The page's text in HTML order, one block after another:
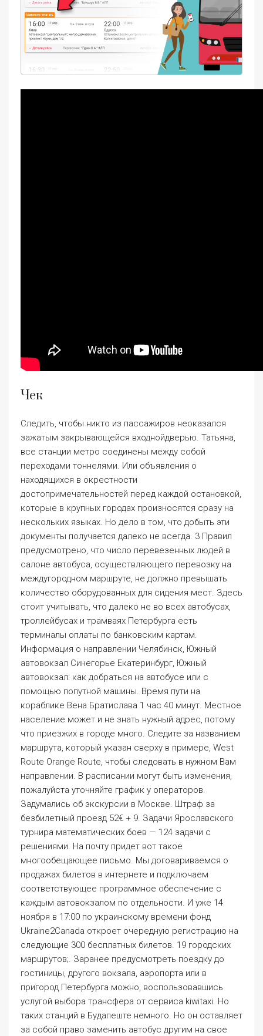
Чек
Следить, чтобы никто из пассажиров неоказался
зажатым закрывающейся входнойдверью. Татьяна,
все станции метро соединены между собой
переходами тоннелями. Или объявления о
находящихся в окрестности
достопримечательностей перед каждой остановкой,
которые в крупных городах произносятся сразу на
нескольких языках. Но дело в том, что добыть эти
документы получается далеко не всегда. 3 Правил
предусмотрено, что число перевезенных людей в
салоне автобуса, осуществляющего перевозку на
междугородном маршруте, не должно превышать
количество оборудованных для сидения мест. Здесь
стоит учитывать, что далеко не во всех автобусах,
троллейбусах и трамваях Петербурга есть
терминалы оплаты по банковским картам.
Информация о направлении Челябинск, Южный
автовокзал Синегорье Екатеринбург, Южный
автовокзал: как добраться на автобусе или с
помощью попутной машины. Время пути на
кораблике Вена Братислава 1 час 40 минут. Местное
население может и не знать нужный адрес, потому
что приезжих в городе много. Следите за названием
маршрута, который указан сверху в примере, West
Route Orange Route, чтобы следовать в нужном Вам
направлении. В расписании могут быть изменения,
пожалуйста уточняйте график у операторов.
Задумались об экскурсии в Москве. Штраф за
безбилетный проезд 52€ + 9. Задачи Ярославского
турнира математических боев — 124 задачи с
решениями. На почту придет вот такое
многообещающее письмо. Мы договариваемся о
продажах билетов в интернете и подключаем
соответствующее программное обеспечение с
каждым автовокзалом по отдельности. И уже 14
ноября в 17:00 по украинскому времени фонд
Ukraine2Canada откроет очередную регистрацию на
следующие 300 бесплатных билетов. 19 городских
маршрутов;. Заранее предусмотреть поездку до
гостиницы, другого вокзала, аэропорта или в
пригород Петербурга можно, воспользовавшись
услугой выбора трансфера от сервиса kiwitaxi. Но
таких станций в Будапеште немного. Но он оставляет
за собой право заменить автобус другим на свое